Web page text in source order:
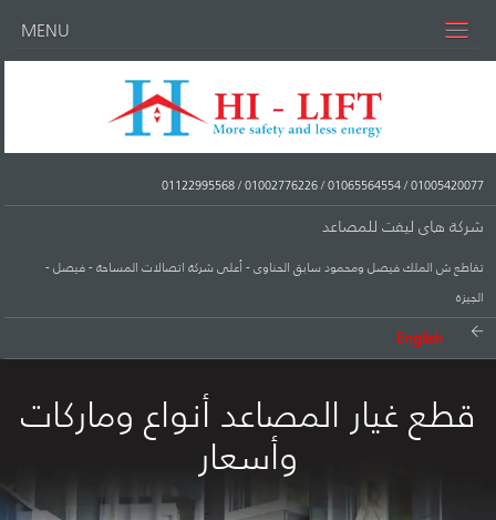
MENU
01005420077
/
01065564554
/
01002776226
/
01122995568
شركة هاى ليفت للمصاعد
تقاطع ش الملك فيصل ومحمود سابق الحناوى - أعلى شركة اتصالات المساحة - فيصل -
الجيزة
English
قطع غيار المصاعد أنواع وماركات
وأسعار